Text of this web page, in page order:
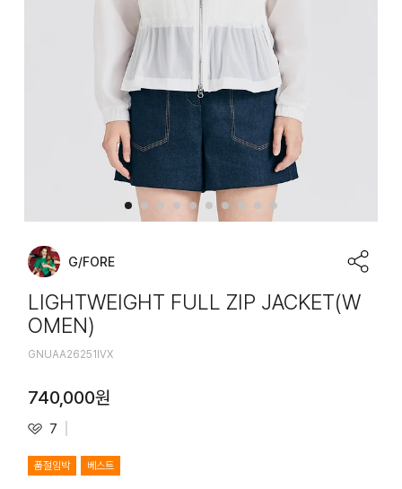
G/FORE
LIGHTWEIGHT FULL ZIP JACKET(W
OMEN)
GNUAA26251IVX
740,000원
7
품절임박 베스트